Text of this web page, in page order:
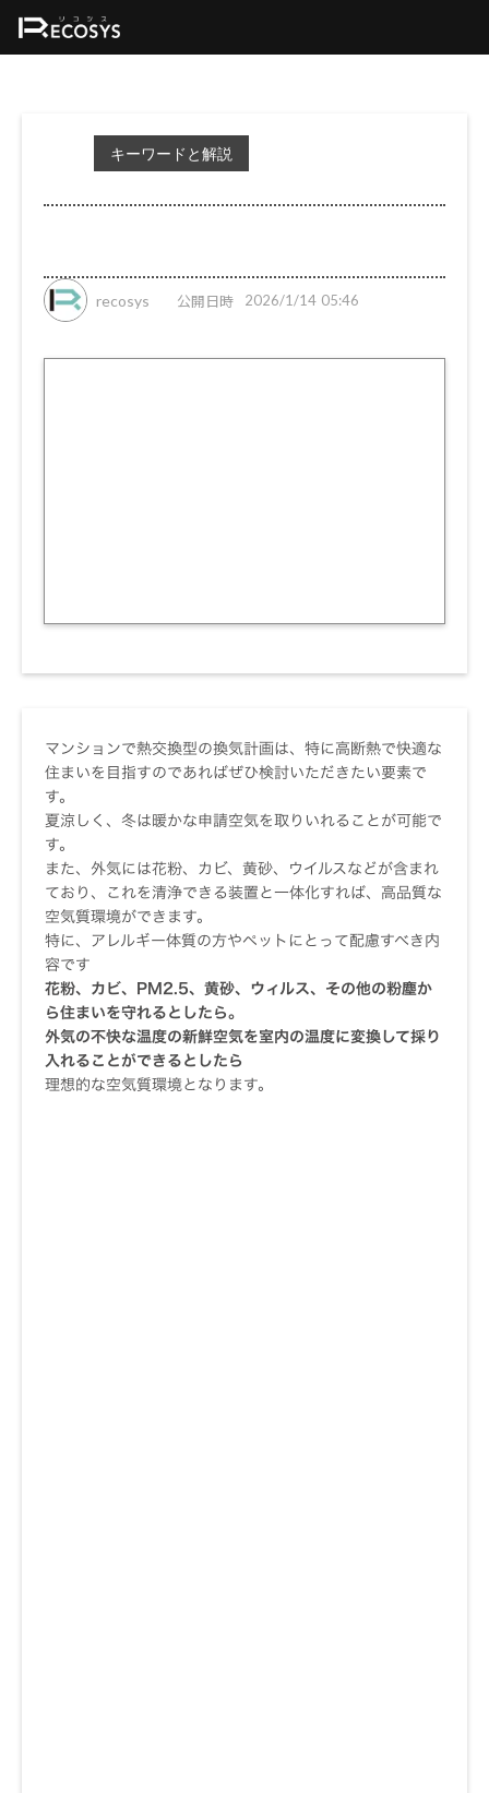
キーワードと解説
recosys 公開日時 2026/1/14 05:46
マンションで熱交換型の換気計画は、特に高断熱で快適な
住まいを目指すのであればぜひ検討いただきたい要素で
す。
夏涼しく、冬は暖かな申請空気を取りいれることが可能で
す。
また、外気には花粉、カビ、黄砂、ウイルスなどが含まれ
ており、これを清浄できる装置と一体化すれば、高品質な
空気質環境ができます。
特に、アレルギー体質の方やペットにとって配慮すべき内
容です
花粉、カビ、PM2.5、黄砂、ウィルス、その他の粉塵か
ら住まいを守れるとしたら。
外気の不快な温度の新鮮空気を室内の温度に変換して採り
入れることができるとしたら
理想的な空気質環境となります。